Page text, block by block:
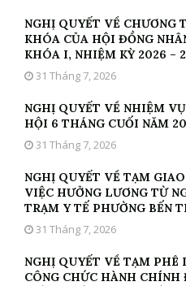
NGHỊ QUYẾT VỀ CHƯƠNG
KHÓA CỦA HỘI ĐỒNG
KHÓA I, NHIỆM KỲ 2026 –
31 Tháng 7, 2026
NGHỊ QUYẾT VỀ NHIỆM
HỘI 6 THÁNG CUỐI NĂM
31 Tháng 7, 2026
NGHỊ QUYẾT VỀ TẠM
VIỆC HƯỞNG LƯƠNG TỪ
TRẠM Y TẾ PHƯỜNG BẾN
31 Tháng 7, 2026
NGHỊ QUYẾT VỀ TẠM PHÊ
CÔNG CHỨC HÀNH